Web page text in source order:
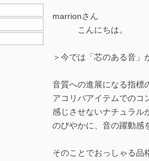
marrionさん
こんにちは。
＞今では「芯のある音」
音質への進展になる指標
アコリバアイテムでのコ
感じさせないナチュラル
のびやかに、音の躍動感
そのことでおっしゃる品